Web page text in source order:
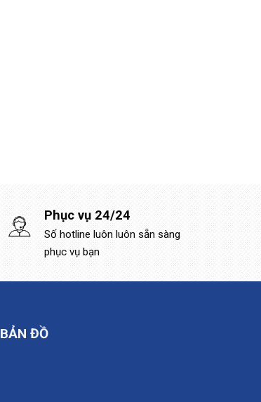
Phục vụ 24/24
Số hotline luôn luôn sẵn sàng
phục vụ bạn
BẢN ĐỒ